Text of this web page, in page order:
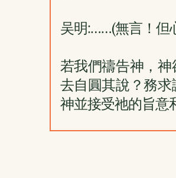
吴明:……(無言！但
若我們禱告神，
去自圓其說？務
神並接受祂的旨意